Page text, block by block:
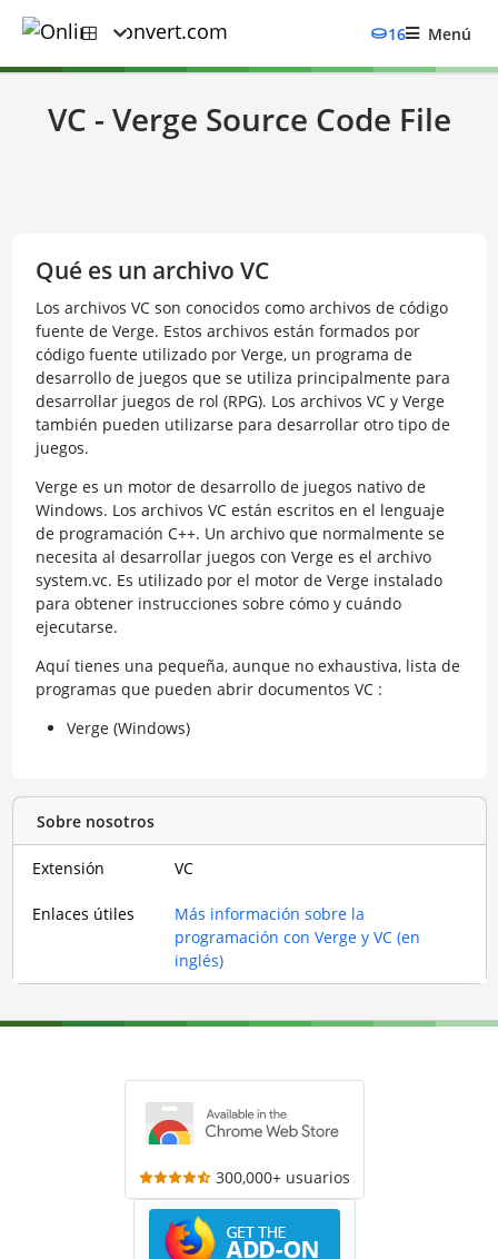
16 Menú
VC - Verge Source Code File
Qué es un archivo VC
Los archivos VC son conocidos como archivos de código
fuente de Verge. Estos archivos están formados por
código fuente utilizado por Verge, un programa de
desarrollo de juegos que se utiliza principalmente para
desarrollar juegos de rol (RPG). Los archivos VC y Verge
también pueden utilizarse para desarrollar otro tipo de
juegos.
Verge es un motor de desarrollo de juegos nativo de
Windows. Los archivos VC están escritos en el lenguaje
de programación C++. Un archivo que normalmente se
necesita al desarrollar juegos con Verge es el archivo
system.vc. Es utilizado por el motor de Verge instalado
para obtener instrucciones sobre cómo y cuándo
ejecutarse.
Aquí tienes una pequeña, aunque no exhaustiva, lista de
programas que pueden abrir documentos VC :
Verge (Windows)
Sobre nosotros
Extensión VC
Enlaces útiles
Más información sobre la
programación con Verge y VC (en
inglés)
300,000+ usuarios